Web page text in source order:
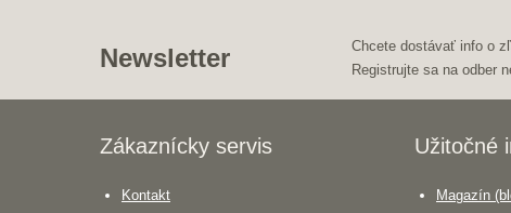
Newsletter
Chcete dostávať info o
Registrujte sa na odber
Zákaznícky servis
Kontakt
Užitočné
Magazín